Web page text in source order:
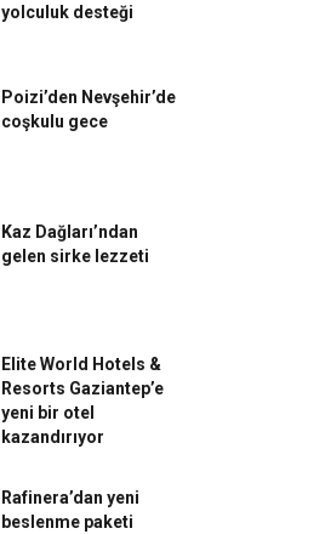
yolculuk desteği
Poizi’den Nevşehir’de
coşkulu gece
Kaz Dağları’ndan
gelen sirke lezzeti
Elite World Hotels &
Resorts Gaziantep’e
yeni bir otel
kazandırıyor
Rafinera’dan yeni
beslenme paketi